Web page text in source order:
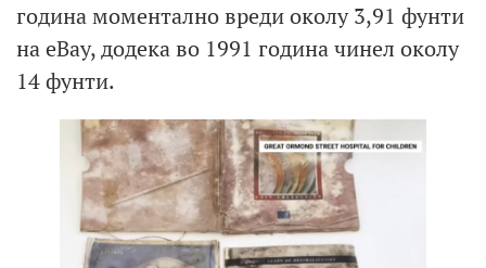
година моментално вреди околу 3,91 фунти
на eBay, додека во 1991 година чинел околу
14 фунти.